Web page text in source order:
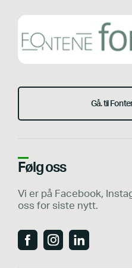
Gå. til
Følg oss
Vi er på Facebook,
oss for siste nytt.